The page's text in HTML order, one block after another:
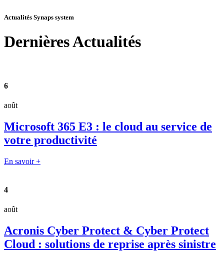
Actualités Synaps system
DernièresActualités
6
août
Microsoft 365 E3 : le cloud au service de
votre productivité
En savoir +
4
août
Acronis Cyber Protect & Cyber Protect
Cloud : solutions de reprise après sinistre